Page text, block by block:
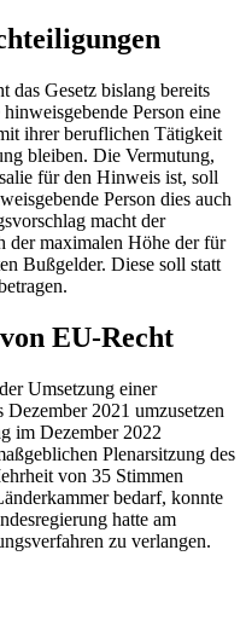
das Gesetz bislang bereits
Person eine
ihrer beruflichen Tätigkeit
bleiben. Die Vermutung,
für den Hinweis ist, soll
Person dies auch
macht der
der maximalen Höhe der für
Bußgelder. Diese soll statt
EU-Recht
Umsetzung einer
2021 umzusetzen
im Dezember 2022
Plenarsitzung des
von 35 Stimmen
bedarf, konnte
hatte am
zu verlangen.